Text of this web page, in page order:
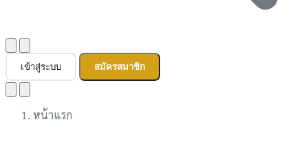
เข้าสู่ระบบ สมัครสมาชิก
หน้าแรก